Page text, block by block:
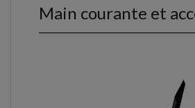
Main courante et